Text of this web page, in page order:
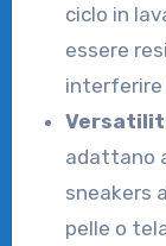
ciclo in
essere
interferire
adattano
sneakers
pelle o